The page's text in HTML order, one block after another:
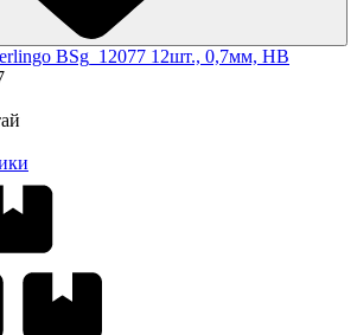
BSg_12077 12шт., 0,7мм, HB